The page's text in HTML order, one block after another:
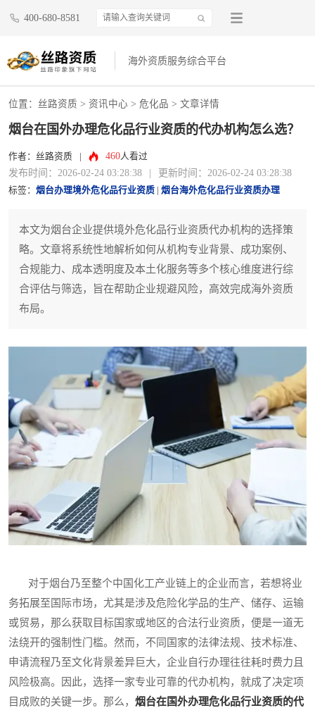
400-680-8581
海外资质服务综合平台
位置： 丝路资质 > 资讯中心 > 危化品 > 文章详情
烟台在国外办理危化品行业资质的代办机构怎么选？
作者：丝路资质 460人看过
发布时间：2026-02-24 03:28:38 更新时间：2026-02-24 03:28:38
标签： 烟台办理境外危化品行业资质 烟台海外危化品行业资质办理
本文为烟台企业提供境外危化品行业资质代办机构的选择策
略。文章将系统性地解析如何从机构专业背景、成功案例、
合规能力、成本透明度及本土化服务等多个核心维度进行综
合评估与筛选，旨在帮助企业规避风险，高效完成海外资质
布局。
对于烟台乃至整个中国化工产业链上的企业而言，若想将业
务拓展至国际市场，尤其是涉及危险化学品的生产、储存、运输
或贸易，那么获取目标国家或地区的合法行业资质，便是一道无
法绕开的强制性门槛。然而，不同国家的法律法规、技术标准、
申请流程乃至文化背景差异巨大，企业自行办理往往耗时费力且
风险极高。因此，选择一家专业可靠的代办机构，就成了决定项
目成败的关键一步。那么， 烟台在国外办理危化品行业资质的代